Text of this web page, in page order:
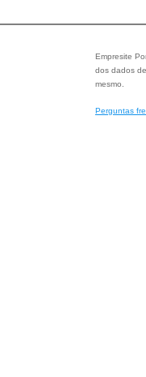
Empresite
dos dados
mesmo.
Perguntas